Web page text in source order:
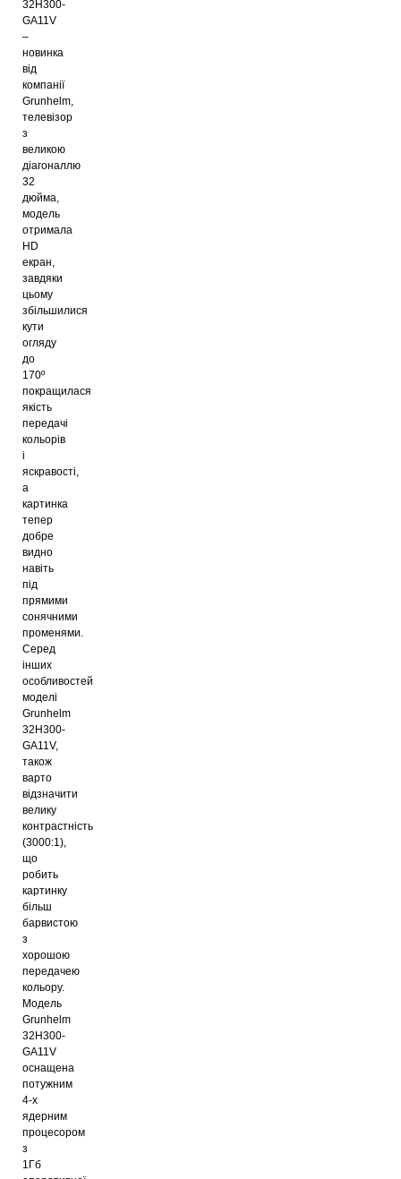
32H300-
GA11V
–
новинка
від
компанії
Grunhelm,
телевізор
з
великою
діагоналлю
32
дюйма,
модель
отримала
HD
екран,
завдяки
цьому
збільшилися
кути
огляду
до
170º
покращилася
якість
передачі
кольорів
і
яскравості,
а
картинка
тепер
добре
видно
навіть
під
прямими
сонячними
променями.
Серед
інших
особливостей
моделі
Grunhelm
32H300-
GA11V,
також
варто
відзначити
велику
контрастність
(3000:1),
що
робить
картинку
більш
барвистою
з
хорошою
передачею
кольору.
Модель
Grunhelm
32H300-
GA11V
оснащена
потужним
4-х
ядерним
процесором
з
1Гб